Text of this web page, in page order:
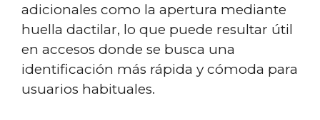
adicionales como la apertura mediante
huella dactilar, lo que puede resultar útil
en accesos donde se busca una
identificación más rápida y cómoda para
usuarios habituales.